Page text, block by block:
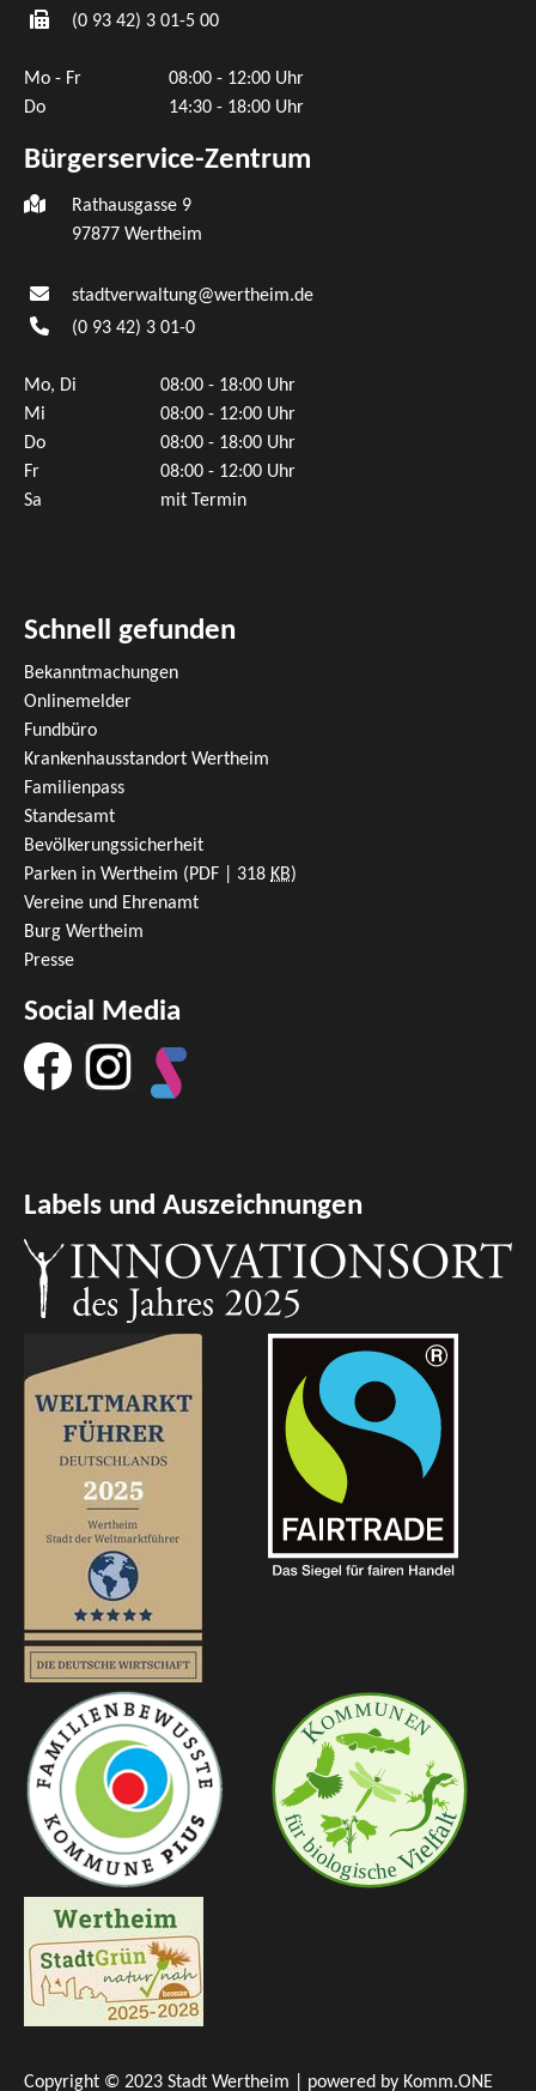
(0 93 42) 3 01-5 00
Mo - Fr
08:00 - 12:00 Uhr
Do
14:30 - 18:00 Uhr
Bürgerservice-Zentrum
Rathausgasse 9
97877 Wertheim
stadtverwaltung@wertheim.de
(0 93 42) 3 01-0
Mo, Di
08:00 - 18:00 Uhr
Mi
08:00 - 12:00 Uhr
Do
08:00 - 18:00 Uhr
Fr
08:00 - 12:00 Uhr
Sa
mit Termin
Schnell gefunden
Bekanntmachungen
Onlinemelder
Fundbüro
Krankenhausstandort Wertheim
Familienpass
Standesamt
Bevölkerungssicherheit
Parken in Wertheim (PDF | 318 KB)
Vereine und Ehrenamt
Burg Wertheim
Presse
Social Media
Labels und Auszeichnungen
Copyright © 2023 Stadt Wertheim | powered by Komm.ONE